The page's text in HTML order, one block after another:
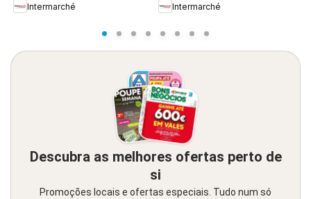
Intermarché
Intermarché
Descubra as melhores ofertas perto de
si
Promoções locais e ofertas especiais. Tudo num só